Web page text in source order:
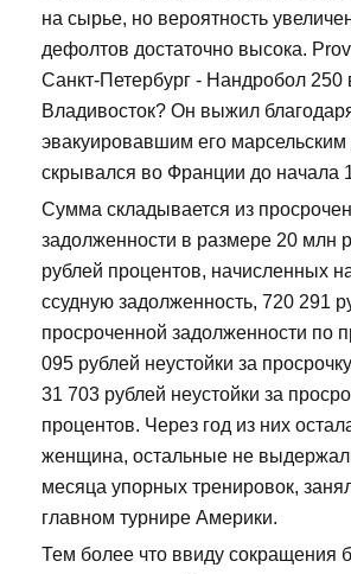
на сырье, но вероятность
дефолтов достаточно высока.
Санкт-Петербург - Нандробол 250
Владивосток? Он выжил
эвакуировавшим его марсельским
скрывался во Франции до начала
Сумма складывается из
задолженности в размере 20 млн
рублей процентов, начисленных
ссудную задолженность, 720 291
просроченной задолженности по
095 рублей неустойки за
31 703 рублей неустойки за
процентов. Через год из них
женщина, остальные не
месяца упорных тренировок,
главном турнире Америки.
Тем более что ввиду сокращения